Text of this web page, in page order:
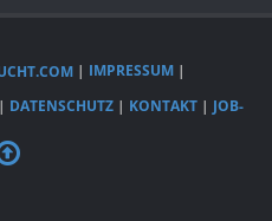
| IMPRESSUM |
| DATENSCHUTZ | KONTAKT | JOB-